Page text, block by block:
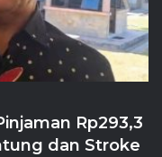
Rp293,3
dan Stroke